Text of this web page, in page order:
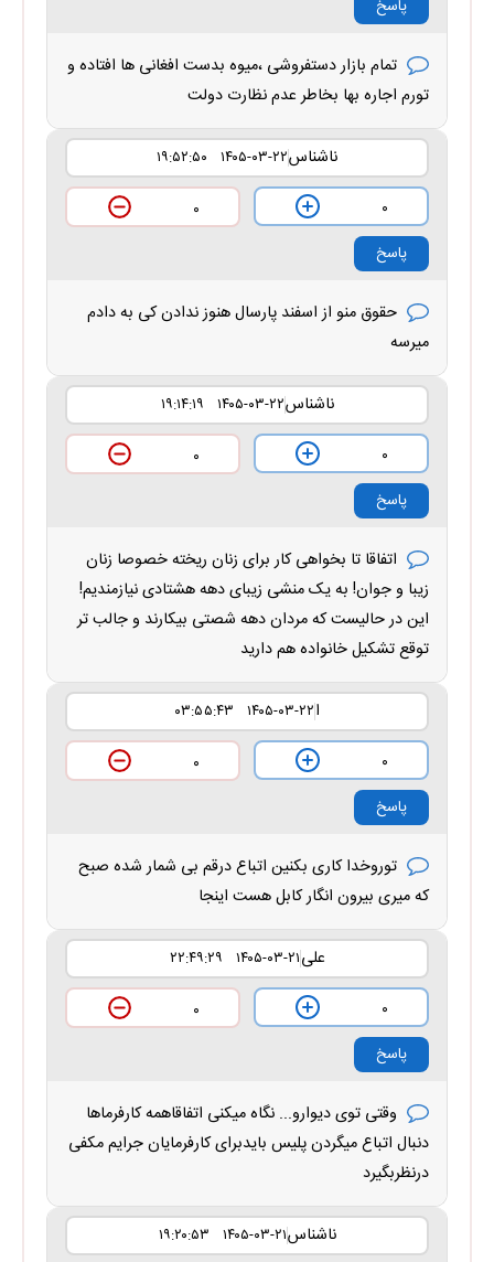
پاسخ
تمام بازار دستفروشی ،میوه بدست افغانی ها افتاده و
تورم اجاره بها بخاطر عدم نظارت دولت
ناشناس۱۴۰۵-۰۳-۲۲ ۱۹:۵۲:۵۰
۰
۰
پاسخ
حقوق منو از اسفند پارسال هنوز ندادن کی به دادم
میرسه
ناشناس۱۴۰۵-۰۳-۲۲ ۱۹:۱۴:۱۹
۰
۰
پاسخ
اتفاقا تا بخواهی کار برای زنان ریخته خصوصا زنان
زیبا و جوان! به یک منشی زیبای دهه هشتادی نیازمندیم!
این در حالیست که مردان دهه شصتی بیکارند و جالب تر
توقع تشکیل خانواده هم دارید
ا۱۴۰۵-۰۳-۲۲ ۰۳:۵۵:۴۳
۰
۰
پاسخ
توروخدا کاری بکنین اتباع درقم بی شمار شده صبح
که میری بیرون انگار کابل هست اینجا
علی۱۴۰۵-۰۳-۲۱ ۲۲:۴۹:۲۹
۰
۰
پاسخ
وقتی توی دیوارو... نگاه میکنی اتفاقاهمه کارفرماها
دنبال اتباع میگردن پلیس بایدبرای کارفرمایان جرایم مکفی
درنظربگیرد
ناشناس۱۴۰۵-۰۳-۲۱ ۱۹:۲۰:۵۳